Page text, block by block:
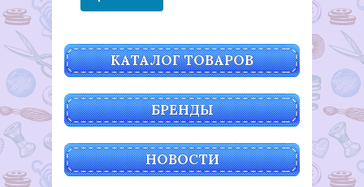
КАТАЛОГ ТОВАРОВ
БРЕНДЫ
НОВОСТИ